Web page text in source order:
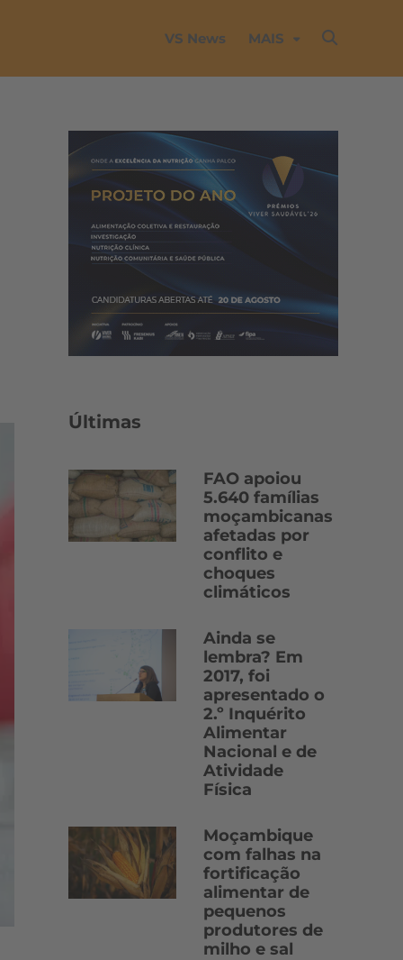
VS News MAIS
Últimas
FAO apoiou
5.640 famílias
moçambicanas
afetadas por
conflito e
choques
climáticos
Ainda se
lembra? Em
2017, foi
apresentado o
2.º Inquérito
Alimentar
Nacional e de
Atividade
Física
Moçambique
com falhas na
fortificação
alimentar de
pequenos
produtores de
milho e sal